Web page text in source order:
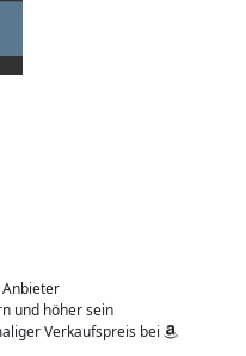
und höher sein
Verkaufspreis bei